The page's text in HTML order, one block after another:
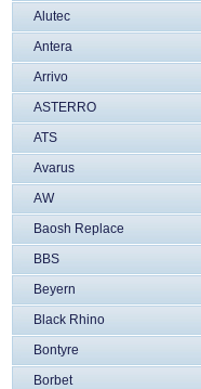
Alutec
Antera
Arrivo
ASTERRO
ATS
Avarus
AW
Baosh Replace
BBS
Beyern
Black Rhino
Bontyre
Borbet